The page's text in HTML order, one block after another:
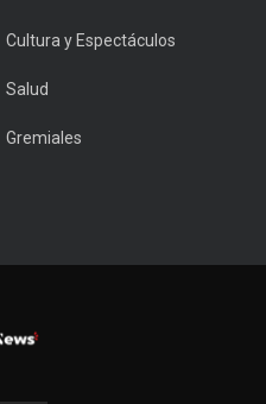
Cultura y Espectáculos
Salud
Gremiales